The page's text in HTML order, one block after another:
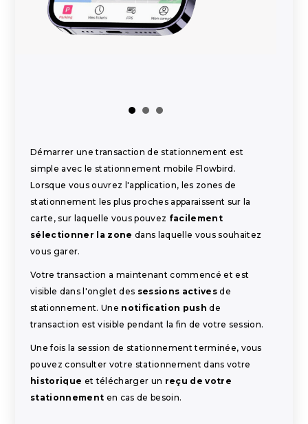
Démarrer une transaction de stationnement est
simple avec le stationnement mobile Flowbird.
Lorsque vous ouvrez l'application, les zones de
stationnement les plus proches apparaissent sur la
carte, sur laquelle vous pouvez facilement
sélectionner la zone dans laquelle vous souhaitez
vous garer.
Votre transaction a maintenant commencé et est
visible dans l'onglet des sessions activesde
stationnement. Une notification push de
transaction est visible pendant la fin de votre session.
Une fois la session de stationnement terminée, vous
pouvez consulter votre stationnement dans votre
historique et télécharger un reçu de votre
stationnement en cas de besoin.